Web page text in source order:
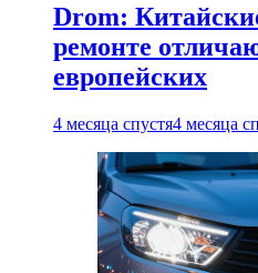
Drom:
ремонте
европейских
4 месяца спустя4 месяца